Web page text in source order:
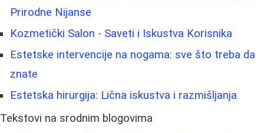
Prirodne Nijanse
Kozmetički Salon - Saveti i Iskustva Korisnika
Estetske intervencije na nogama: sve što treba da
znate
Estetska hirurgija: Lična iskustva i razmišljanja
Tekstovi na srodnim blogovima